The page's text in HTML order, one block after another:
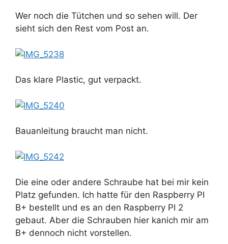
Wer noch die Tütchen und so sehen will. Der
sieht sich den Rest vom Post an.
Das klare Plastic, gut verpackt.
Bauanleitung braucht man nicht.
Die eine oder andere Schraube hat bei mir kein
Platz gefunden. Ich hatte für den Raspberry PI
B+ bestellt und es an den Raspberry PI 2
gebaut. Aber die Schrauben hier kanich mir am
B+ dennoch nicht vorstellen.